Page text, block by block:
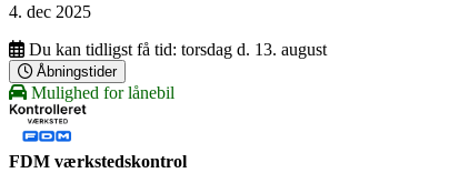
4. dec 2025
Du kan tidligst få tid: torsdag d. 13. august
Åbningstider
Mulighed for lånebil
FDM værkstedskontrol